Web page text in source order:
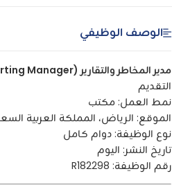
الوصف الوظيفي
مدير المخاطر والتقارير (Risk and Reporting Manager)
التقديم
نمط العمل: مكتب
الموقع: الرياض، المملكة العربية
نوع الوظيفة: دوام كامل
تاريخ النشر: اليوم
رقم الوظيفة: R182298